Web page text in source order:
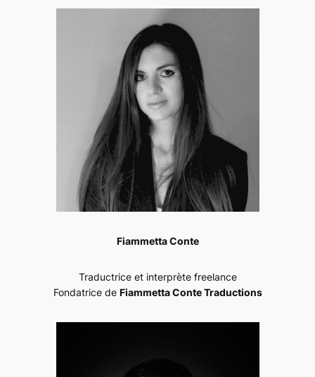
Fiammetta Conte
Traductrice et interprète freelance
Fondatrice de Fiammetta Conte Traductions